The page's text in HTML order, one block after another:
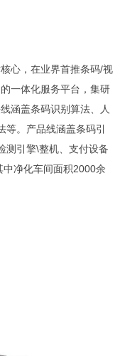
心，在业界首推条码/视
一体化服务平台，集研
涵盖条码识别算法、人
。产品线涵盖条码引
测引擎\整机、支付设备
净化车间面积2000余